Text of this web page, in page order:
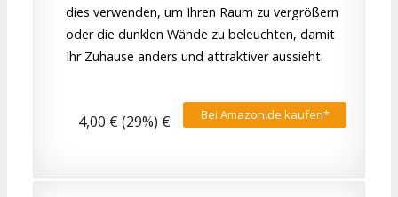
dies verwenden, um Ihren Raum zu vergrößern
oder die dunklen Wände zu beleuchten, damit
Ihr Zuhause anders und attraktiver aussieht.
Bei Amazon.de kaufen*
4,00 € (29%) €